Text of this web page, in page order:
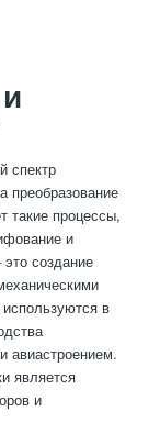
спектр
преобразование
такие процессы,
и
создание
в
авиастроением.
является
и